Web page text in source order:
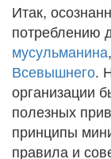
Итак,
потреблению
мусульманина
Всевышнего.
организации
полезных
принципы
правила и